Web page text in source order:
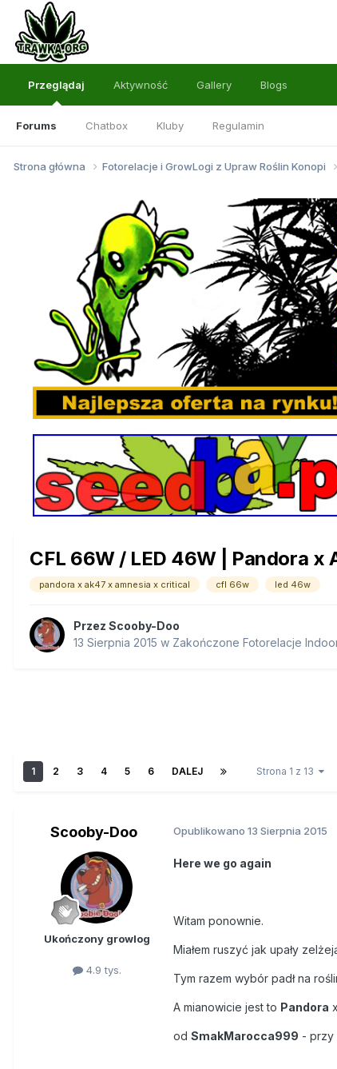
Przeglądaj
Forums Chatbox Kluby Regulamin
Aktywność Gallery Blogs
Strona główna Fotorelacje i GrowLogi z Upraw Roślin Konopi
CFL 66W / LED 46W | Pandora x
pandora x ak47 x amnesia x critical cfl 66w led 46w
Przez Scooby-Doo
13 Sierpnia 2015 w Zakończone Fotorelacje
1 2 3 4 5 6 DALEJ Strona 1 z 13
Scooby-Doo
Ukończony growlog
4.9 tys.
Opublikowano 13 Sierpnia 2015
Here we go again
Witam ponownie.
Miałem ruszyć jak upały
Tym razem wybór padł na
A mianowicie jest to Pandora x
od SmakMarocca999 - przy